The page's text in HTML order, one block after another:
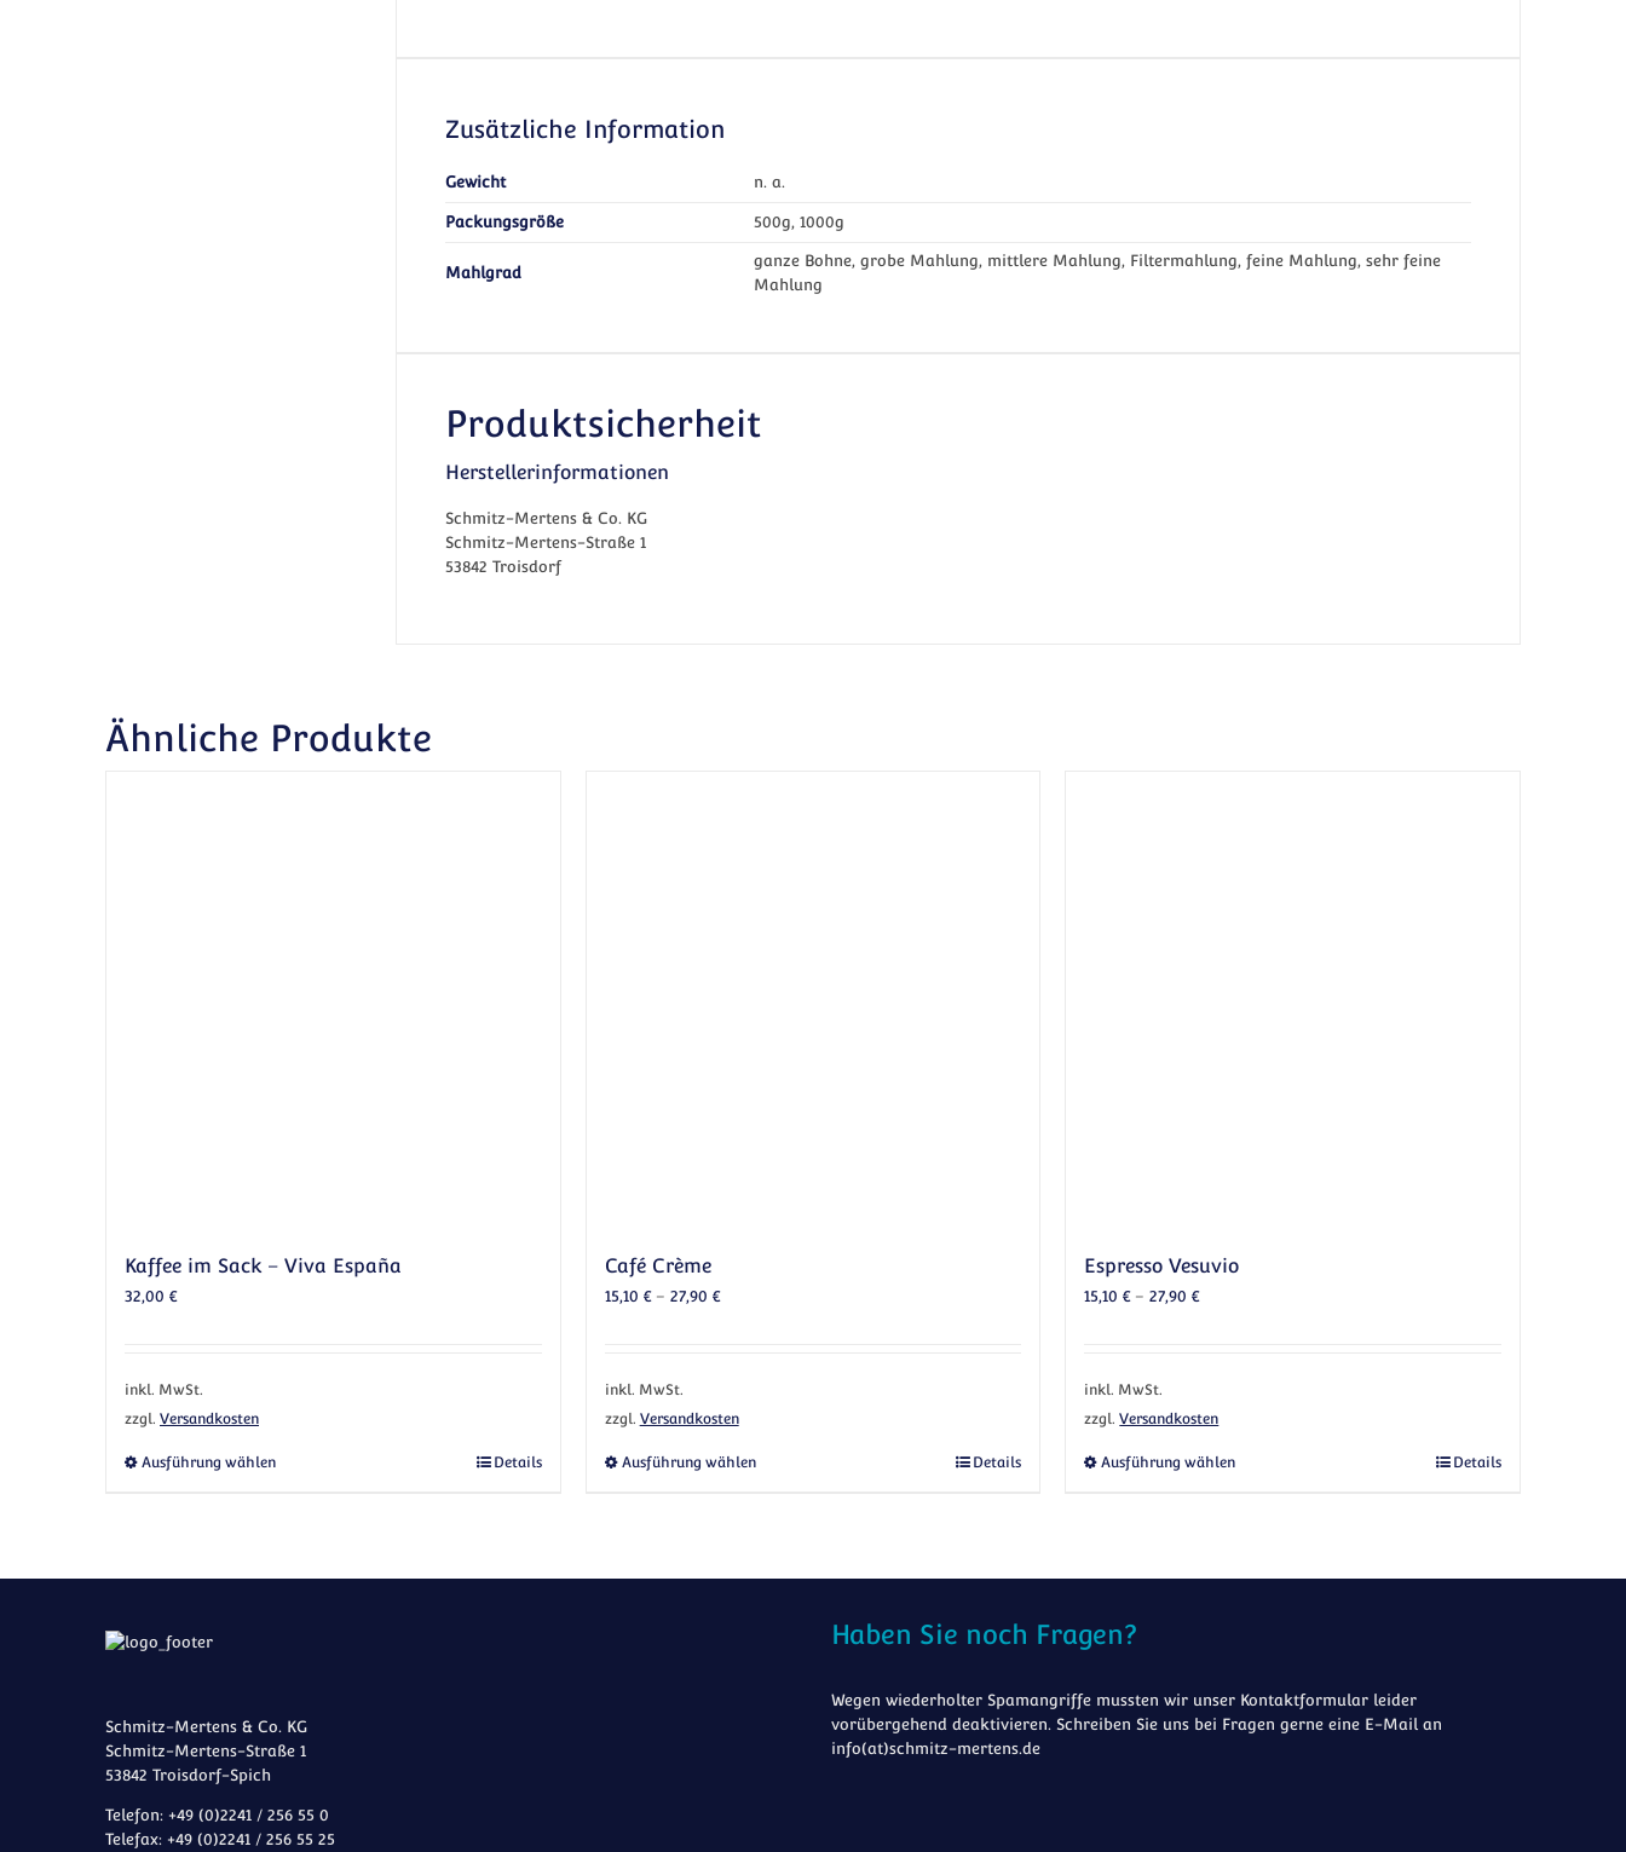
Zusätzliche Information
Gewicht n. a.
Packungsgröße 500g, 1000g
Mahlgrad
ganze Bohne, grobe Mahlung, mittlere Mahlung, Filtermahlung, feine Mahlung, sehr feine
Mahlung
Produktsicherheit
Herstellerinformationen
Schmitz-Mertens & Co. KG
Schmitz-Mertens-Straße 1
53842 Troisdorf
Ähnliche Produkte
Kaffee im Sack – Viva España
32,00 €
inkl. MwSt.
zzgl. Versandkosten
Ausführung wählenDieses Produkt weist mehrere Varianten auf. Die Optionen können auf der Produktseite gewählt werden
Details
Café Crème
15,10 €– 27,90 €
inkl. MwSt.
zzgl. Versandkosten
Ausführung wählenDieses Produkt weist mehrere Varianten auf. Die Optionen können auf der Produktseite gewählt werden
Details
Espresso Vesuvio
15,10€–27,90€
inkl. MwSt.
zzgl.Versandkosten
Ausführung wählenDieses Produkt weist mehrere Varianten auf. Die
Details
Schmitz-Mertens & Co. KG
Schmitz-Mertens-Straße 1
53842 Troisdorf-Spich
Telefon: +49 (0)2241 / 256 55 0
Telefax: +49 (0)2241 / 256 55 25
Haben Sie noch Fragen?
Wegen wiederholter Spamangriffe mussten wir unser Kontaktformular leider
vorübergehend deaktivieren. Schreiben Sie uns bei Fragen gerne eine E-Mail an
info(at)schmitz-mertens.de